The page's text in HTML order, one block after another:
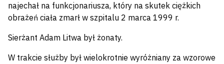
najechał na funkcjonariusza, który na skutek ciężkich
obrażeń ciała zmarł w szpitalu 2 marca 1999 r.
Sierżant Adam Litwa był żonaty.
W trakcie służby był wielokrotnie wyróżniany za wzorowe